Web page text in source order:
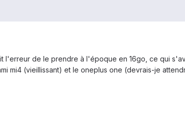
l'erreur de le prendre à l'époque en 16go, ce qui
mi4 (vieillissant) et le oneplus one (devrais-je